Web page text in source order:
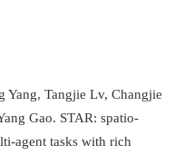
Yang, Tangjie Lv, Changjie
Gao. STAR: spatio-
agent tasks with rich